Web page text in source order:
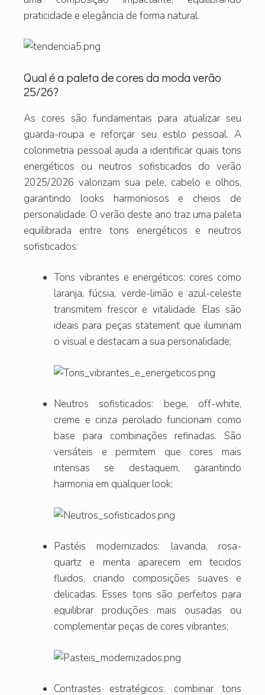
praticidade e elegância de forma natural.
Qual é a paleta de cores da moda verão
25/26?
As cores são fundamentais para atualizar seu
guarda-roupa e reforçar seu estilo pessoal. A
colorimetria pessoal ajuda a identificar quais tons
energéticos ou neutros sofisticados do verão
2025/2026 valorizam sua pele, cabelo e olhos,
garantindo looks harmoniosos e cheios de
personalidade. O verão deste ano traz uma paleta
equilibrada entre tons energéticos e neutros
sofisticados:
Tons vibrantes e energéticos: cores como
laranja, fúcsia, verde-limão e azul-celeste
transmitem frescor e vitalidade. Elas são
ideais para peças statement que iluminam
o visual e destacam a sua personalidade;
Neutros sofisticados: bege, off-white,
creme e cinza perolado funcionam como
base para combinações refinadas. São
versáteis e permitem que cores mais
intensas se destaquem, garantindo
harmonia em qualquer look;
Pastéis modernizados: lavanda, rosa-
quartz e menta aparecem em tecidos
fluidos, criando composições suaves e
delicadas. Esses tons são perfeitos para
equilibrar produções mais ousadas ou
complementar peças de cores vibrantes;
Contrastes estratégicos: combinar tons